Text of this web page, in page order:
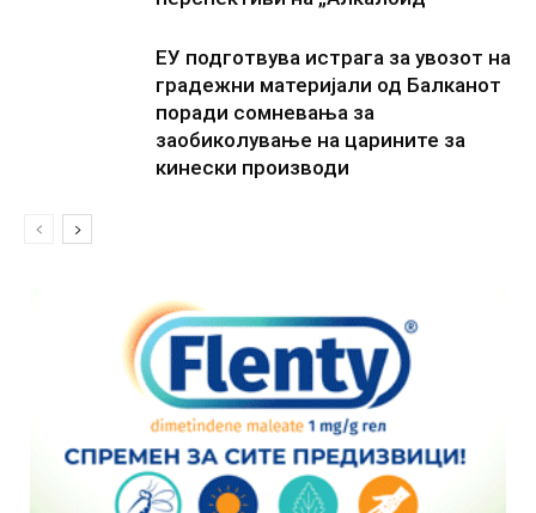
ЕУ подготвува истрага за увозот на
градежни материјали од Балканот
поради сомневања за
заобиколување на царините за
кинески производи